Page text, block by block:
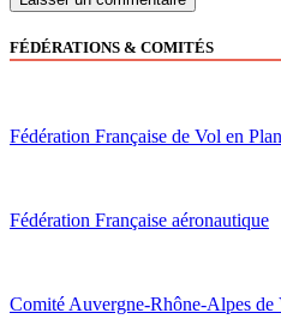
FÉDÉRATIONS & COMITÉS
Fédération Française de Vol en
Fédération Française aéronautique
Comité Auvergne-Rhône-Alpes de